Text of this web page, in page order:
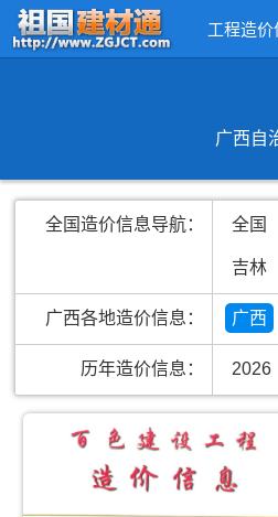
工程造价
广西自
全国造价信息导航： 全国
吉林
广西各地造价信息： 广西
历年造价信息： 2026